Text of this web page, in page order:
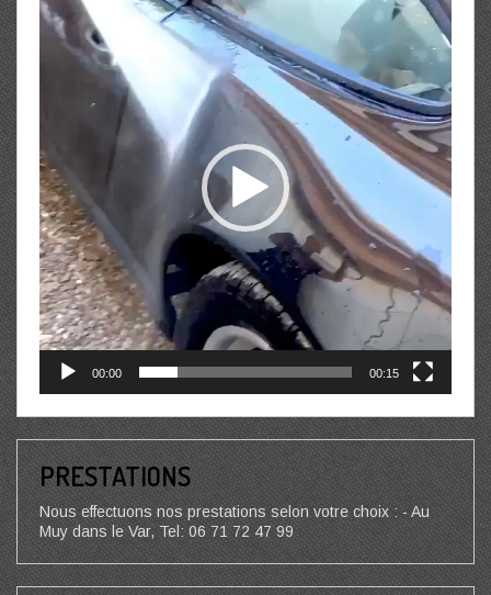
vidéo
00:00 00:15
PRESTATIONS
Nous effectuons nos prestations selon votre choix : - Au
Muy dans le Var, Tel: 06 71 72 47 99